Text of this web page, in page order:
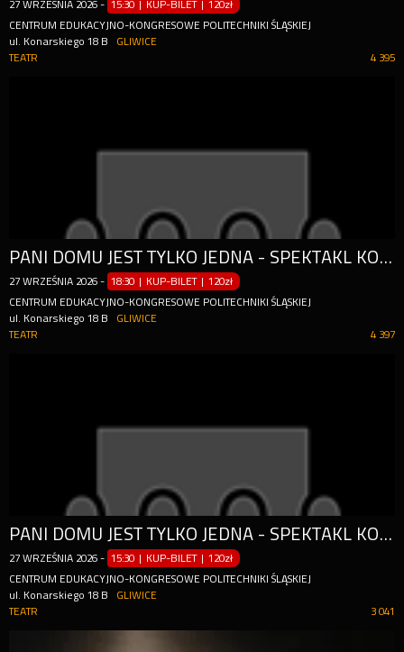
27 WRZEŚNIA 2026 - 15:30 | KUP-BILET |120zł
CENTRUM EDUKACYJNO-KONGRESOWE POLITECHNIKI ŚLĄSKIEJ
ul. Konarskiego 18 B
GLIWICE
4 395
TEATR
PANI DOMU JEST TYLKO JEDNA - SPEKTAKL KOMEDIOWY 2025
27 WRZEŚNIA 2026 - 18:30 | KUP-BILET |120zł
CENTRUM EDUKACYJNO-KONGRESOWE POLITECHNIKI ŚLĄSKIEJ
ul. Konarskiego 18 B
GLIWICE
4 397
TEATR
PANI DOMU JEST TYLKO JEDNA - SPEKTAKL KOMEDIOWY
27 WRZEŚNIA 2026 - 15:30 | KUP-BILET |120zł
CENTRUM EDUKACYJNO-KONGRESOWE POLITECHNIKI ŚLĄSKIEJ
ul. Konarskiego 18 B
GLIWICE
3 041
TEATR